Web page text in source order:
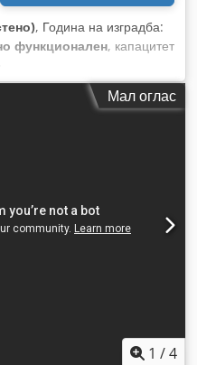
, Година на изградба:
функционален, капацитет
сили)
Мал оглас
1 /4